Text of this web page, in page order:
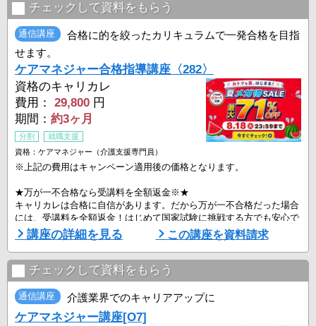
チェックして資料をもらう
通信講座
合格に的を絞ったカリキュラムで一発合格を目指
せます。
ケアマネジャー合格指導講座〈282〉
資格のキャリカレ
費用：
29,800 円
期間： 約3ヶ月
分割
就職支援
資格：ケアマネジャー（介護支援専門員）
※上記の費用はキャンペーン適用後の価格となります。
★万が一不合格なら受講料を全額返金※★
キャリカレは合格に自信があります。だから万が一不合格だった場合
には、受講料を全額返金！はじめて国家試験に挑戦する方でも安心で
す。
※全額返金には条件があります。
本講座のテキストは過去10年間の出題傾向から重要な箇所にポイント
を絞っています。
「テキストを読む→厳選過去問題で演習→添削問題で実力チェック」
という3ステップで、知識が最短ルートで確実に身につきます。
講座の詳細を見る この講座を資料請求
チェックして資料をもらう
通信講座 介護業界でのキャリアアップに
ケアマネジャー講座[O7]